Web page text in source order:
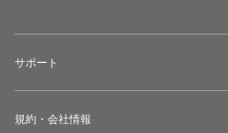
サポート
規約・会社情報